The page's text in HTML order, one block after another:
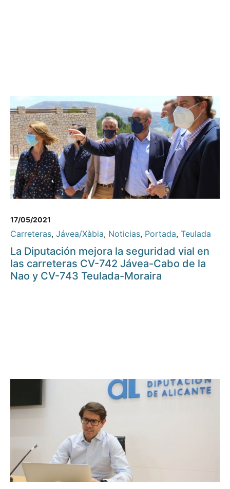
17/05/2021
Carreteras, Jávea/Xàbia, Noticias, Portada, Teulada
La Diputación mejora la seguridad vial en
las carreteras CV-742 Jávea-Cabo de la
Nao y CV-743 Teulada-Moraira